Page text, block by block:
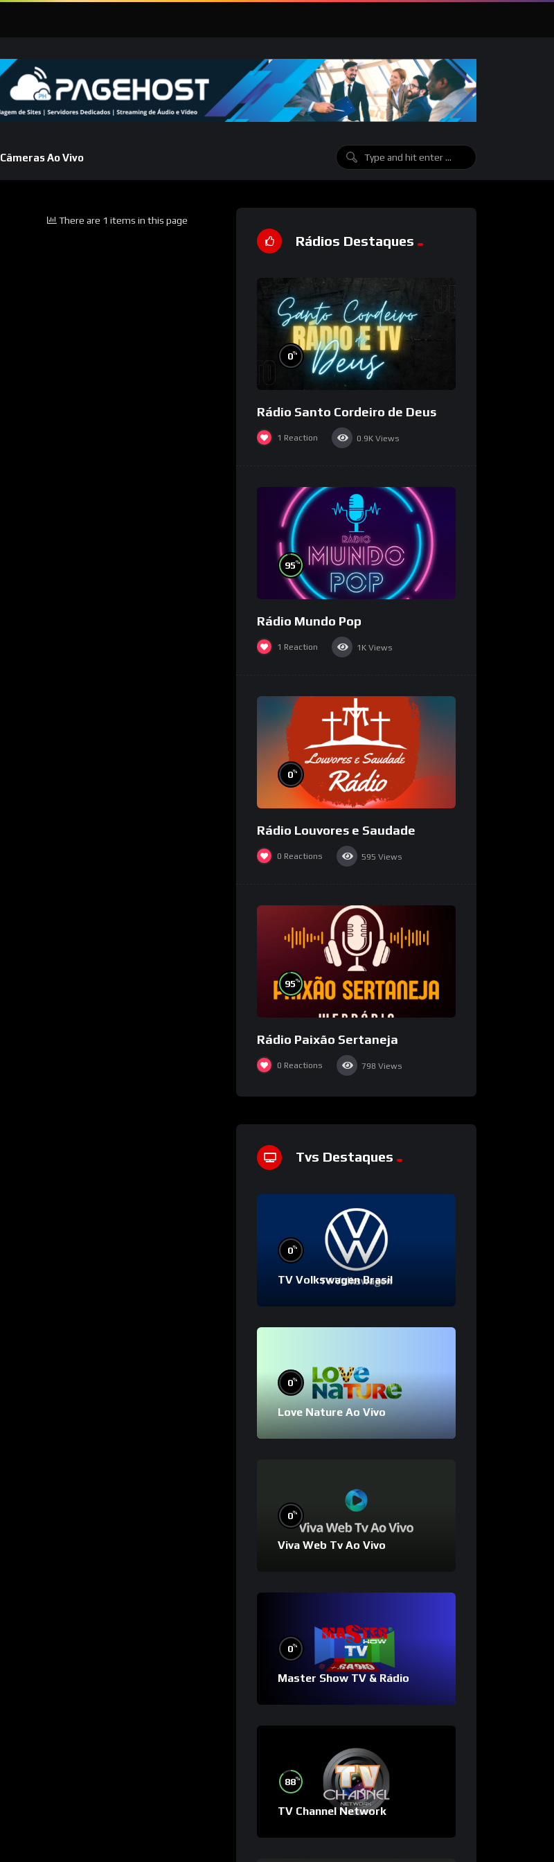
Câmeras Ao Vivo
There are 1 items in this page
Rádios Destaques
0%
Rádio Santo Cordeiro de Deus
1 Reaction 0.9K Views
95%
Rádio Mundo Pop
1 Reaction 1K Views
0%
Rádio Louvores e Saudade
0 Reactions 595 Views
95%
Rádio Paixão Sertaneja
0 Reactions 798 Views
Tvs Destaques
0%
TV Volkswagen Brasil
0%
Love Nature Ao Vivo
0%
Viva Web Tv Ao Vivo
0%
Master Show TV & Rádio
88%
TV Channel Network